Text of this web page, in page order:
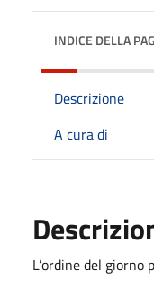
INDICE DELLA
Descrizione
A cura di
L’ordine del giorno